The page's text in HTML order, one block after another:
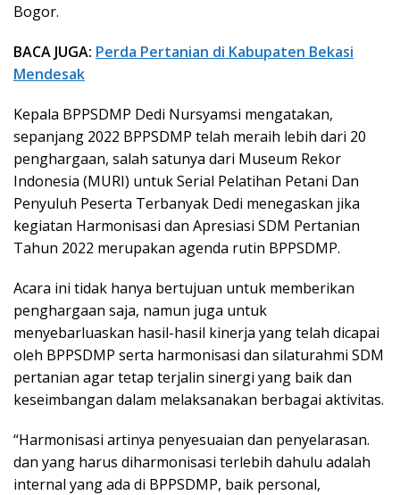
Bogor.
BACA JUGA: Perda Pertanian di Kabupaten Bekasi
Mendesak
Kepala BPPSDMP Dedi Nursyamsi mengatakan,
sepanjang 2022 BPPSDMP telah meraih lebih dari 20
penghargaan, salah satunya dari Museum Rekor
Indonesia (MURI) untuk Serial Pelatihan Petani Dan
Penyuluh Peserta Terbanyak Dedi menegaskan jika
kegiatan Harmonisasi dan Apresiasi SDM Pertanian
Tahun 2022 merupakan agenda rutin BPPSDMP.
Acara ini tidak hanya bertujuan untuk memberikan
penghargaan saja, namun juga untuk
menyebarluaskan hasil-hasil kinerja yang telah dicapai
oleh BPPSDMP serta harmonisasi dan silaturahmi SDM
pertanian agar tetap terjalin sinergi yang baik dan
keseimbangan dalam melaksanakan berbagai aktivitas.
“Harmonisasi artinya penyesuaian dan penyelarasan.
dan yang harus diharmonisasi terlebih dahulu adalah
internal yang ada di BPPSDMP, baik personal,